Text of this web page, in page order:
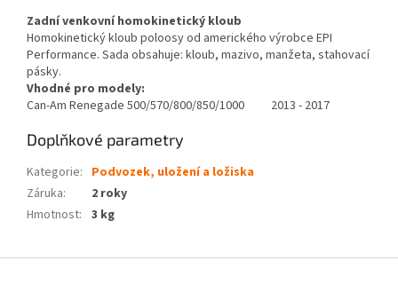
Zadní venkovní homokinetický kloub
Homokinetický kloub poloosy od amerického výrobce EPI
Performance. Sada obsahuje: kloub, mazivo, manžeta, stahovací
pásky.
Vhodné pro modely:
Can-Am Renegade 500/570/800/850/1000 2013 - 2017
Doplňkové parametry
Kategorie: Podvozek, uložení a ložiska
Záruka:
2 roky
Hmotnost: 3 kg